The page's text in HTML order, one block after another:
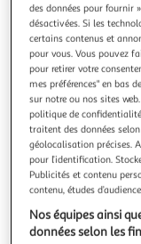
CHEMIN'ARTE
Sèche-serviette
Chemin'arte 210
moderne et épuré,
pièces et s'ajustera
900 WRésistance
efficacité et une
électronique
En savoir +
Vous
des données pour fournir
désactivées. Si les
certains contenus et
pour vous. Vous pouvez
pour retirer votre
mes préférences" en bas
sur notre ou nos sites
politique de
traitent des données
géolocalisation précises.
pour l’identification.
Publicités et contenu
contenu, études
Nos équipes ainsi
données selon les